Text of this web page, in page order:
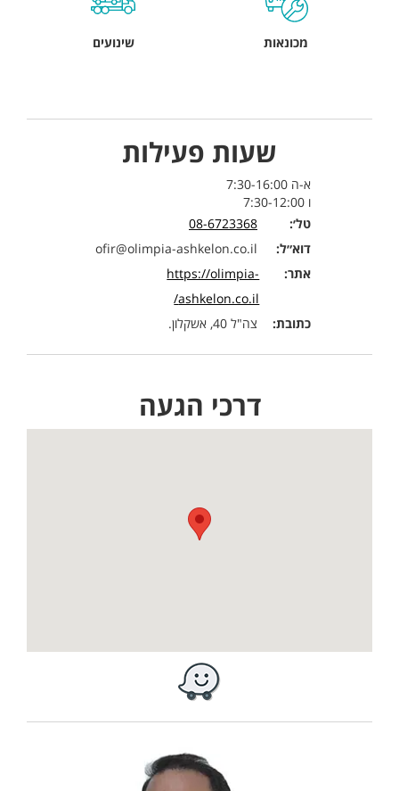
מכונאות שינועים
שעות פעילות
א-ה 7:30-16:00
ו 7:30-12:00
טל׳:
08-6723368
דוא״ל:
ofir@olimpia-ashkelon.co.il
אתר:
https://olimpia-
ashkelon.co.il/
כתובת:
צה"ל 40, אשקלון.
דרכי הגעה